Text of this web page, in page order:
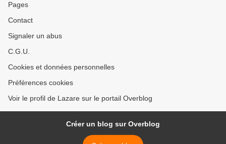
Pages
Contact
Signaler un abus
C.G.U.
Cookies et données personnelles
Préférences cookies
Voir le profil de Lazare sur le portail Overblog
Créer un blog sur Overblog